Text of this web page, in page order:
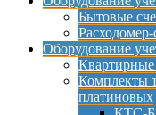
Бытовые
Оборудование
Квартирные
Комплекты
платиновых